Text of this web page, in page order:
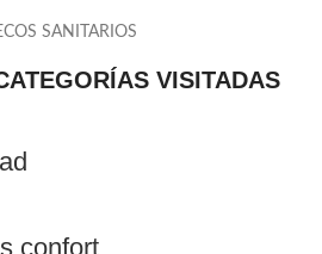
SANITARIOS
VISITADAS
confort